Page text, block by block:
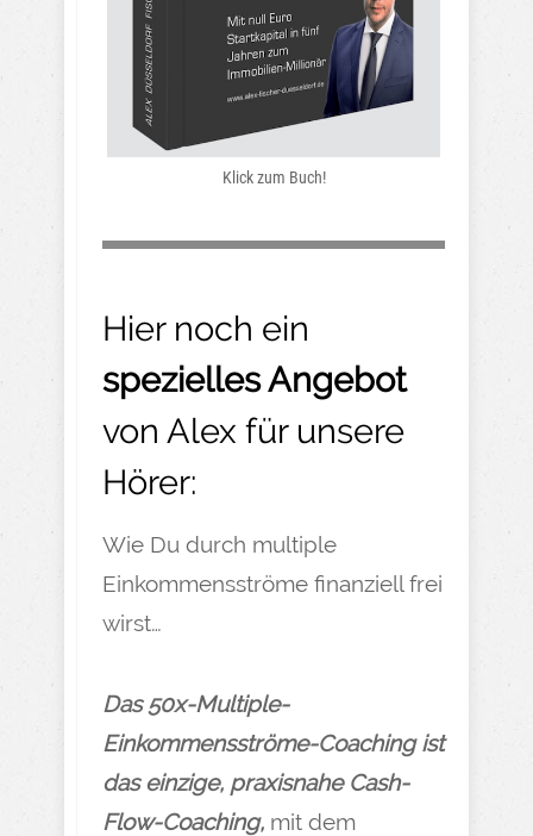
Klick zum Buch!
Hier noch ein
spezielles Angebot
von Alex für unsere
Hörer:
Wie Du durch multiple
Einkommensströme finanziell frei
wirst…
Das 50x-Multiple-
Einkommensströme-Coaching ist
das einzige, praxisnahe Cash-
Flow-Coaching, mit dem